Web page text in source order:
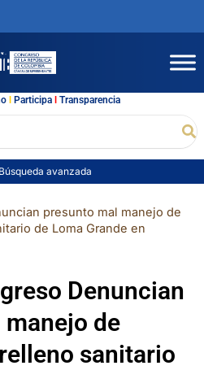
l Participal Transparencia
Búsqueda avanzada
presunto mal manejo de
de Loma Grande en
Denuncian
de
sanitario